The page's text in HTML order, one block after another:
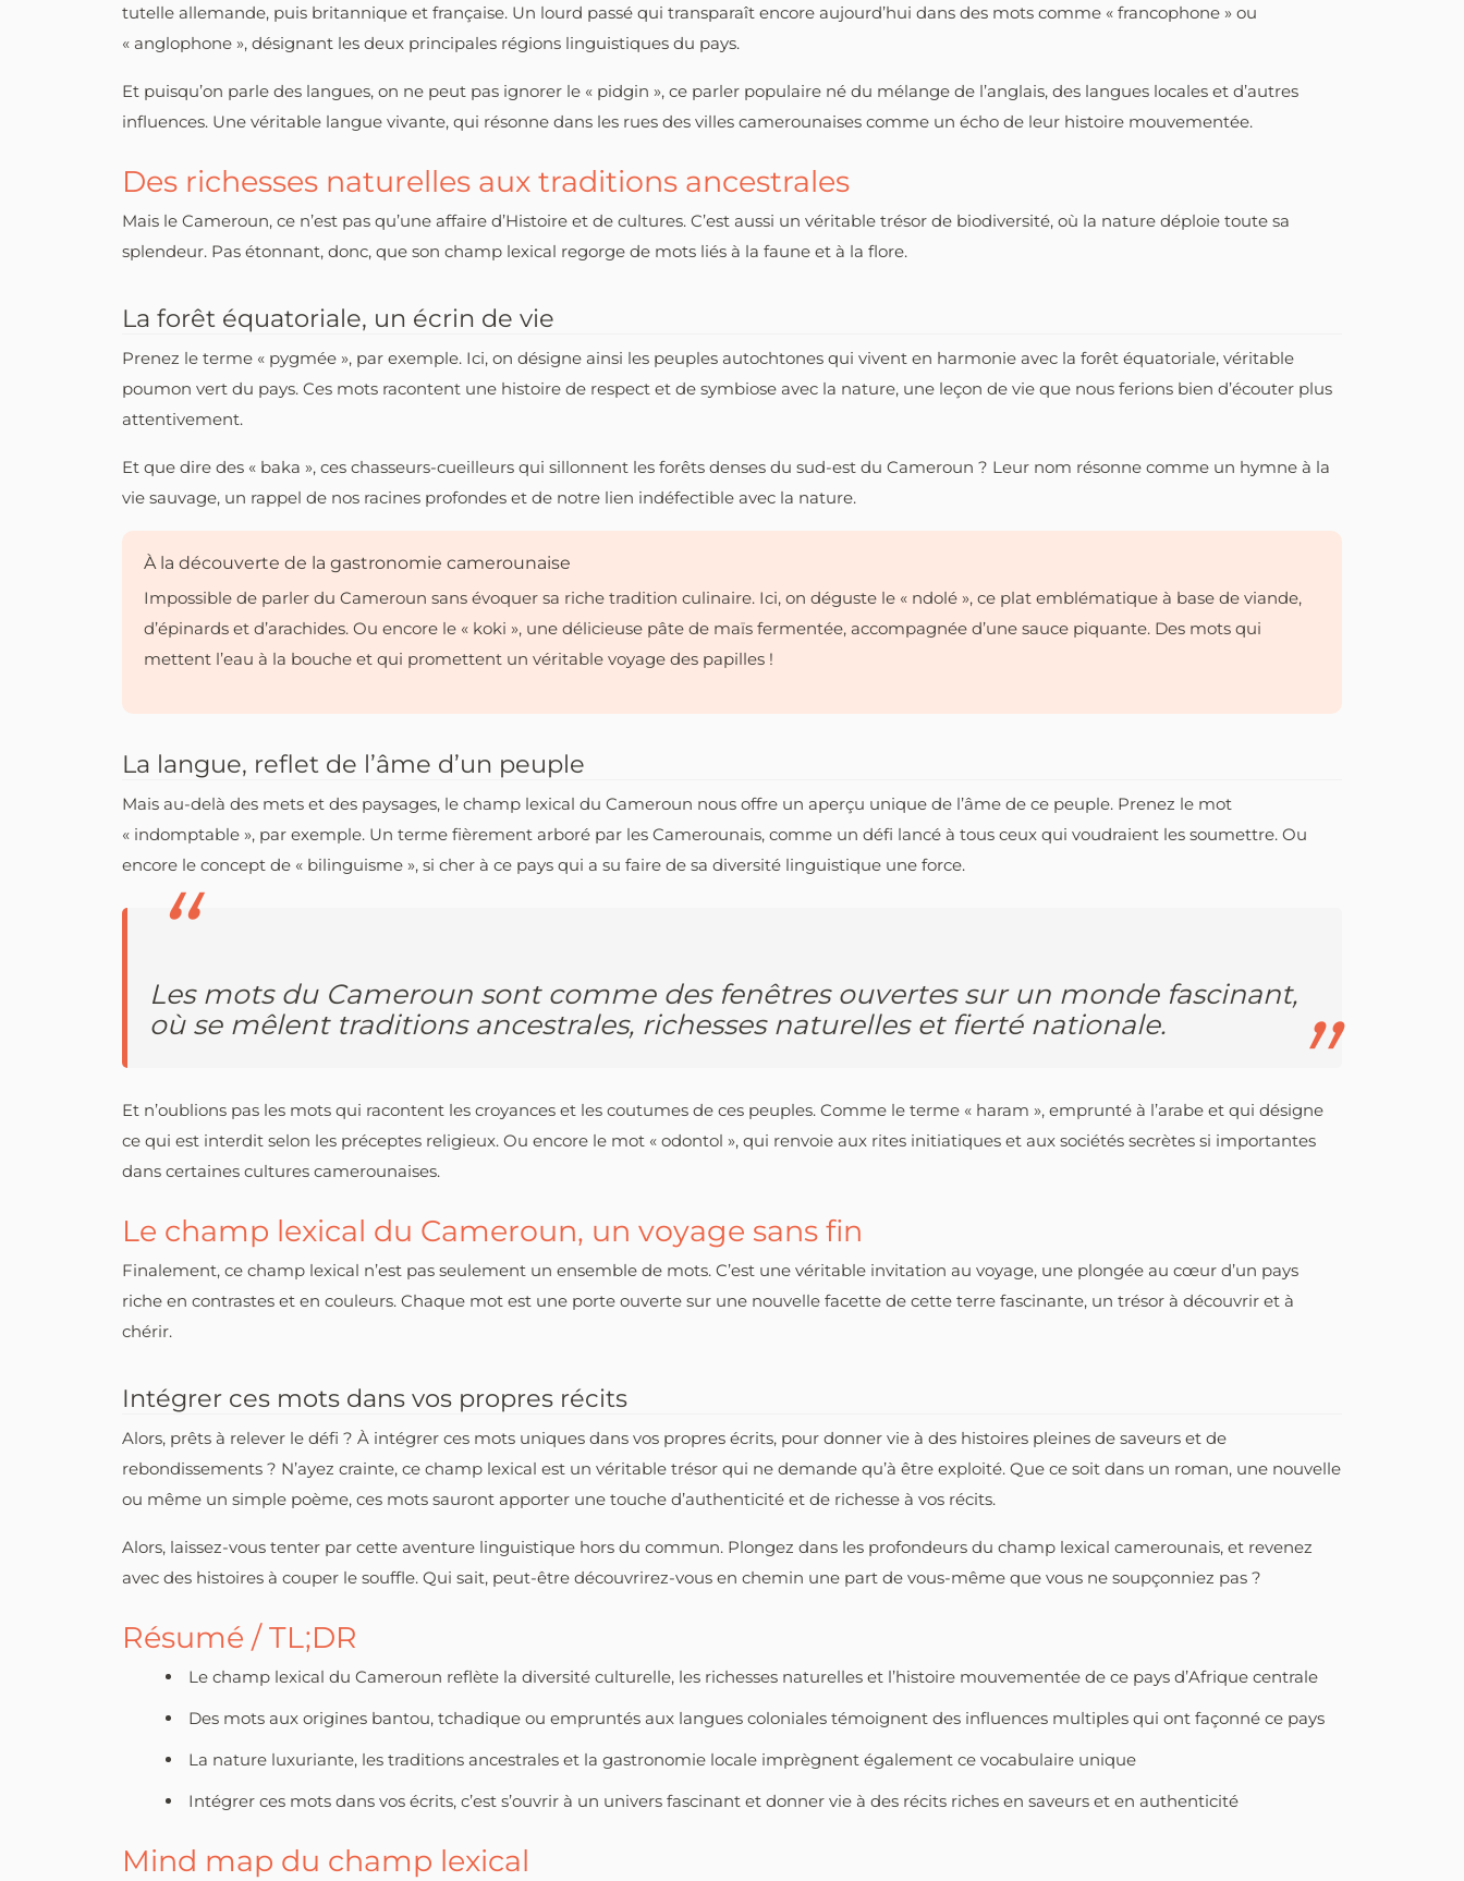
tutelle allemande, puis britannique et française. Un lourd passé qui transparaît encore aujourd’hui dans des mots comme « francophone » ou
« anglophone », désignant les deux principales régions linguistiques du pays.
Et puisqu’on parle des langues, on ne peut pas ignorer le « pidgin », ce parler populaire né du mélange de l’anglais, des langues locales et d’autres
influences. Une véritable langue vivante, qui résonne dans les rues des villes camerounaises comme un écho de leur histoire mouvementée.
Des richesses naturelles aux traditions ancestrales
Mais le Cameroun, ce n’est pas qu’une affaire d’Histoire et de cultures. C’est aussi un véritable trésor de biodiversité, où la nature déploie toute sa
splendeur. Pas étonnant, donc, que son champ lexical regorge de mots liés à la faune et à la flore.
La forêt équatoriale, un écrin de vie
Prenez le terme « pygmée », par exemple. Ici, on désigne ainsi les peuples autochtones qui vivent en harmonie avec la forêt équatoriale, véritable
poumon vert du pays. Ces mots racontent une histoire de respect et de symbiose avec la nature, une leçon de vie que nous ferions bien d’écouter plus
attentivement.
Et que dire des « baka », ces chasseurs-cueilleurs qui sillonnent les forêts denses du sud-est du Cameroun ? Leur nom résonne comme un hymne à la
vie sauvage, un rappel de nos racines profondes et de notre lien indéfectible avec la nature.
À la découverte de la gastronomie camerounaise
Impossible de parler du Cameroun sans évoquer sa riche tradition culinaire. Ici, on déguste le « ndolé », ce plat emblématique à base de viande,
d’épinards et d’arachides. Ou encore le « koki », une délicieuse pâte de maïs fermentée, accompagnée d’une sauce piquante. Des mots qui
mettent l’eau à la bouche et qui promettent un véritable voyage des papilles !
La langue, reflet de l’âme d’un peuple
Mais au-delà des mets et des paysages, le champ lexical du Cameroun nous offre un aperçu unique de l’âme de ce peuple. Prenez le mot
« indomptable », par exemple. Un terme fièrement arboré par les Camerounais, comme un défi lancé à tous ceux qui voudraient les soumettre. Ou
encore le concept de « bilinguisme », si cher à ce pays qui a su faire de sa diversité linguistique une force.
Les mots du Cameroun sont comme des fenêtres ouvertes sur un monde fascinant,
où se mêlent traditions ancestrales, richesses naturelles et fierté nationale.
Et n’oublions pas les mots qui racontent les croyances et les coutumes de ces peuples. Comme le terme « haram », emprunté à l’arabe et qui désigne
ce qui est interdit selon les préceptes religieux. Ou encore le mot « odontol », qui renvoie aux rites initiatiques et aux sociétés secrètes si importantes
dans certaines cultures camerounaises.
Le champ lexical du Cameroun, un voyage sans fin
Finalement, ce champ lexical n’est pas seulement un ensemble de mots. C’est une véritable invitation au voyage, une plongée au cœur d’un pays
riche en contrastes et en couleurs. Chaque mot est une porte ouverte sur une nouvelle facette de cette terre fascinante, un trésor à découvrir et à
chérir.
Intégrer ces mots dans vos propres récits
Alors, prêts à relever le défi ? À intégrer ces mots uniques dans vos propres écrits, pour donner vie à des histoires pleines de saveurs et de
rebondissements ? N’ayez crainte, ce champ lexical est un véritable trésor qui ne demande qu’à être exploité. Que ce soit dans un roman, une nouvelle
ou même un simple poème, ces mots sauront apporter une touche d’authenticité et de richesse à vos récits.
Alors, laissez-vous tenter par cette aventure linguistique hors du commun. Plongez dans les profondeurs du champ lexical camerounais, et revenez
avec des histoires à couper le souffle. Qui sait, peut-être découvrirez-vous en chemin une part de vous-même que vous ne soupçonniez pas ?
Résumé / TL;DR
Le champ lexical du Cameroun reflète la diversité culturelle, les richesses naturelles et l’histoire mouvementée de ce pays d’Afrique centrale
Des mots aux origines bantou, tchadique ou empruntés aux langues coloniales témoignent des influences multiples qui ont façonné ce pays
La nature luxuriante, les traditions ancestrales et la gastronomie locale imprègnent également ce vocabulaire unique
Intégrer ces mots dans vos écrits, c’est s’ouvrir à un univers fascinant et donner vie à des récits riches en saveurs et en authenticité
Mind map du champ lexical